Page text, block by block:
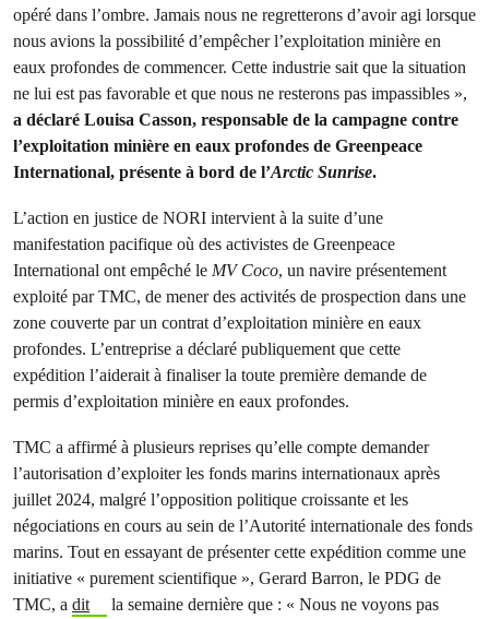
opéré dans l’ombre. Jamais nous ne regretterons d’avoir agi lorsque
nous avions la possibilité d’empêcher l’exploitation minière en
eaux profondes de commencer. Cette industrie sait que la situation
ne lui est pas favorable et que nous ne resterons pas impassibles »,
a déclaré Louisa Casson, responsable de la campagne contre
l’exploitation minière en eaux profondes de Greenpeace
International, présente à bord de l’Arctic Sunrise.
L’action en justice de NORI intervient à la suite d’une
manifestation pacifique où des activistes de Greenpeace
International ont empêché le MV Coco, un navire présentement
exploité par TMC, de mener des activités de prospection dans une
zone couverte par un contrat d’exploitation minière en eaux
profondes. L’entreprise a déclaré publiquement que cette
expédition l’aiderait à finaliser la toute première demande de
permis d’exploitation minière en eaux profondes.
TMC a affirmé à plusieurs reprises qu’elle compte demander
l’autorisation d’exploiter les fonds marins internationaux après
juillet 2024, malgré l’opposition politique croissante et les
négociations en cours au sein de l’Autorité internationale des fonds
marins. Tout en essayant de présenter cette expédition comme une
initiative « purement scientifique », Gerard Barron, le PDG de
TMC, a dit
la semaine dernière que : « Nous ne voyons pas